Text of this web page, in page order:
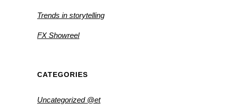
Trends in storytelling
FX Showreel
CATEGORIES
Uncategorized @et